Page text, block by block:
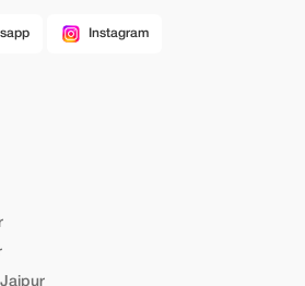
Instagram